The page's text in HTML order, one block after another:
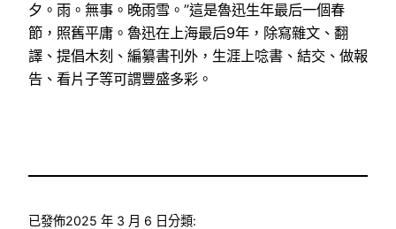
夕。雨。無事。晚雨雪。”這是魯迅生年最后一個春
節，照舊平庸。魯迅在上海最后9年，除寫雜文、翻
譯、提倡木刻、編纂書刊外，生涯上唸書、結交、做報
告、看片子等可謂豐盛多彩。
已發佈2025 年 3 月 6 日分類: